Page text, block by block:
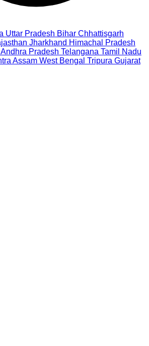
Uttar Pradesh Bihar Chhattisgarh
Jharkhand Himachal Pradesh
Andhra Pradesh Telangana Tamil Nadu
Assam West Bengal Tripura Gujarat